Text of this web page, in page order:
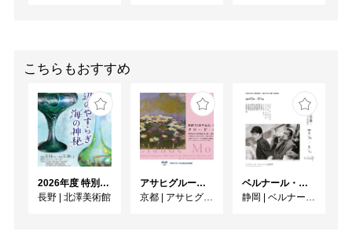
こちらもおすすめ
2026年度 特別展「ガレとドーム、アール･ヌーヴォーのガラス 水辺のやすらぎ、海の神秘」
長野
北澤美術館
アサヒグループ大山崎山荘美術館 開館30周年記念展「没後100年 クロード・モネ」
京都
アサヒグループ大山崎山荘美術館
ベルナール・ビュフェと写真 ーカメラがとらえたビュフェとその時代、そして21 世紀へ
静岡
ベルナール・ビュフェ美術館